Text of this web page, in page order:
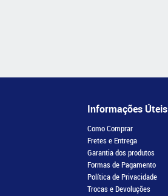
Informações Úteis
Como Comprar
Fretes e Entrega
Garantia dos produtos
Formas de Pagamento
Política de Privacidade
Trocas e Devoluções